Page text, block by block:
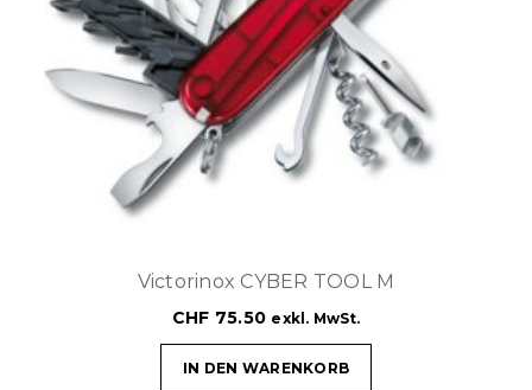
Victorinox CYBER TOOL M
CHF 75.50 exkl. MwSt.
IN DEN WARENKORB